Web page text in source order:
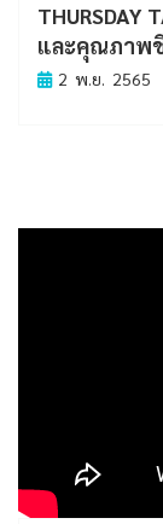
THURSDAY
และคุณภาพ
2 พ.ย. 2565